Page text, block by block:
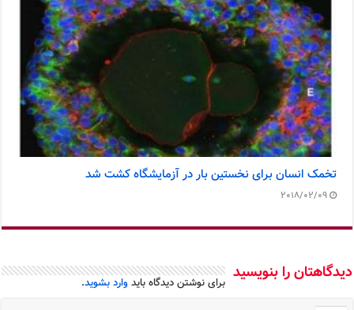
تخمک انسان برای نخستین بار در آزمایشگاه کشت شد
2018/02/09
دیدگاهتان را بنویسید برای نوشتن دیدگاه بایدوارد بشوید.